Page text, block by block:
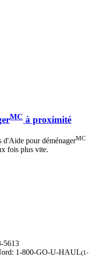
MC à proximité
d'Aide pour déménagerMC
fois plus vite.
5613
1-800-GO-U-HAUL(1-